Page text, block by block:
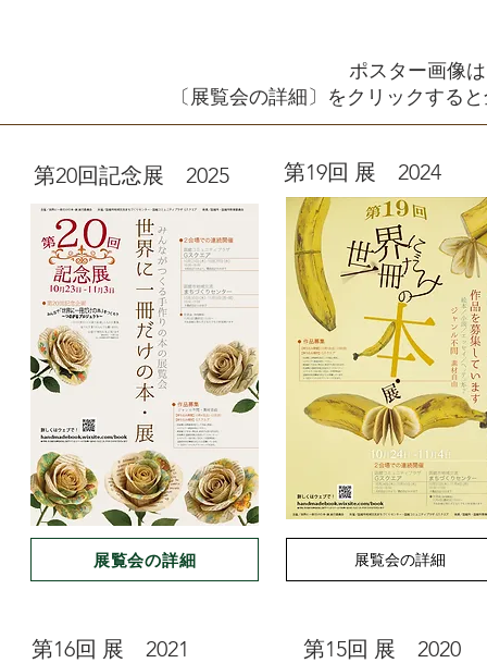
後でもう一
記事が公開され
ポスター画像
〔展覧会の詳細〕をクリックする
第20回記念展 2025 ​第19回 展 2024
展覧会の詳細 展覧会の詳細
​第16回 展 2021 ​第15回 展 2020